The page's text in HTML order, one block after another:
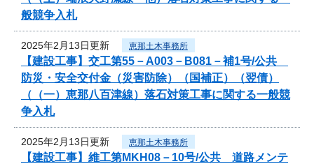
般競争入札
2025年2月13日更新 恵那土木事務所
【建設工事】交工第55－A003－B081－補1号/公共
防災・安全交付金（災害防除）（国補正）（翌債）
（（一）恵那八百津線）落石対策工事に関する一般競
争入札
2025年2月13日更新 恵那土木事務所
【建設工事】維工第MKH08－10号/公共 道路メンテ